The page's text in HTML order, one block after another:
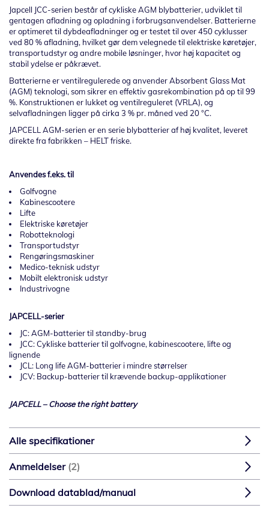
Japcell JCC-serien består af cykliske AGM blybatterier, udviklet til
gentagen afladning og opladning i forbrugsanvendelser. Batterierne
er optimeret til dybdeafladninger og er testet til over 450 cyklusser
ved 80 % afladning, hvilket gør dem velegnede til elektriske køretøjer,
transportudstyr og andre mobile løsninger, hvor høj kapacitet og
stabil ydelse er påkrævet.
Batterierne er ventilregulerede og anvender Absorbent Glass Mat
(AGM) teknologi, som sikrer en effektiv gasrekombination på op til 99
%. Konstruktionen er lukket og ventilreguleret (VRLA), og
selvafladningen ligger på cirka 3 % pr. måned ved 20 °C.
JAPCELL AGM-serien er en serie blybatterier af høj kvalitet, leveret
direkte fra fabrikken – HELT friske.
Anvendes f.eks. til
Golfvogne
Kabinescootere
Lifte
Elektriske køretøjer
Robotteknologi
Transportudstyr
Rengøringsmaskiner
Medico-teknisk udstyr
Mobilt elektronisk udstyr
Industrivogne
JAPCELL-serier
JC: AGM-batterier til standby-brug
JCC: Cykliske batterier til golfvogne, kabinescootere, lifte og
lignende
JCL: Long life AGM-batterier i mindre størrelser
JCV: Backup-batterier til krævende backup-applikationer
JAPCELL – Choose the right battery
Alle specifikationer
Anmeldelser 2
Download datablad/manual